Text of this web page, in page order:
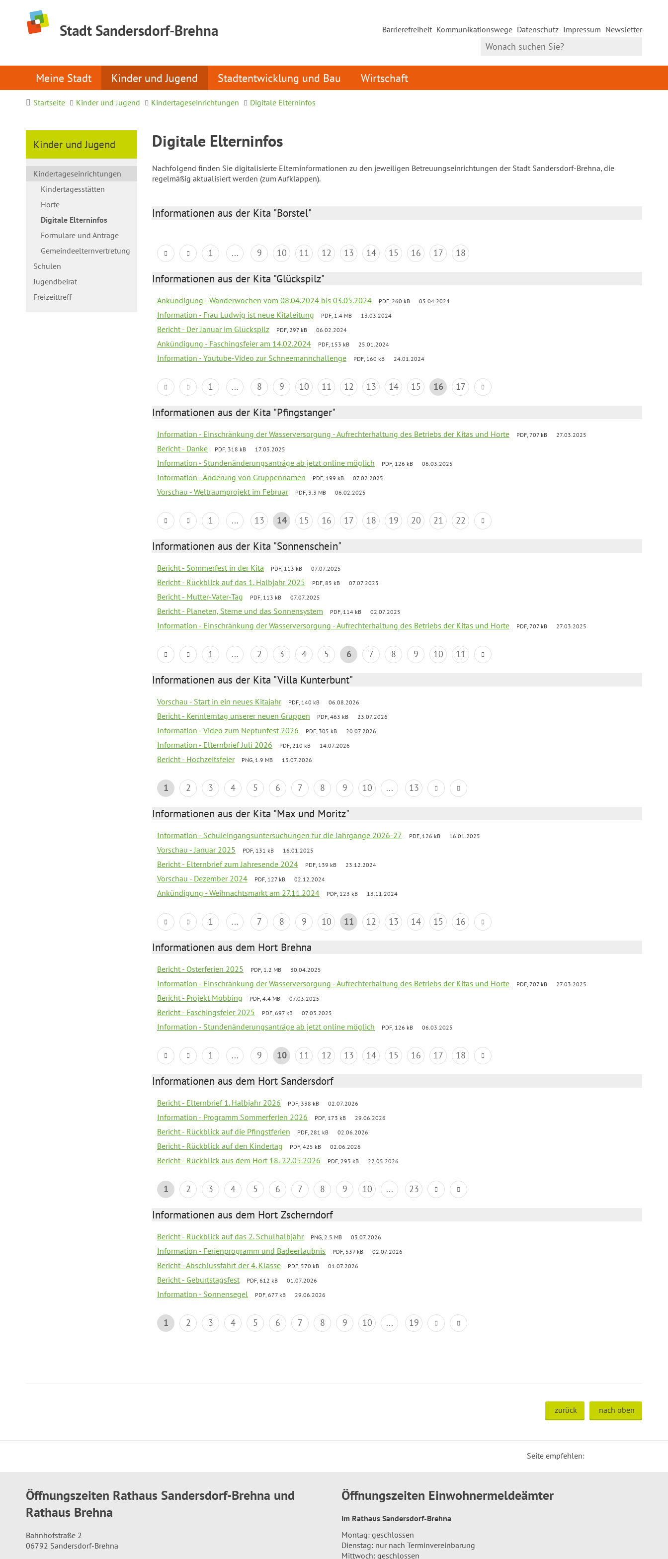
Stadt Sandersdorf-Brehna Barrierefreiheit Kommunikationswege Datenschutz Impressum Newsletter
Meine Stadt Kinder und Jugend Stadtentwicklung und Bau Wirtschaft
Startseite Kinder und Jugend Kindertageseinrichtungen Digitale Elterninfos
Kinder und Jugend
Kindertageseinrichtungen
Kindertagesstätten
Horte
Digitale Elterninfos
Formulare und Anträge
Gemeindeelternvertretung
Schulen
Jugendbeirat
Freizeittreff
Digitale Elterninfos
Nachfolgend finden Sie digitalisierte Elterninformationen zu den jeweiligen Betreuungseinrichtungen der Stadt Sandersdorf-Brehna, die
regelmäßig aktualisiert werden (zum Aufklappen).
Informationen aus der Kita "Borstel"
1 ... 9 10 11 12 13 14 15 16 17 18
Informationen aus der Kita "Glückspilz"
Ankündigung - Wanderwochen vom 08.04.2024 bis 03.05.2024 PDF, 260 kB 05.04.2024
Information - Frau Ludwig ist neue Kitaleitung PDF, 1.4 MB 13.03.2024
Bericht - Der Januar im Glückspilz PDF, 297 kB 06.02.2024
Ankündigung - Faschingsfeier am 14.02.2024 PDF, 153 kB 25.01.2024
Information - Youtube-Video zur Schneemannchallenge PDF, 160 kB 24.01.2024
1 ... 8 9 10 11 12 13 14 15 16 17
Informationen aus der Kita "Pfingstanger"
Information - Einschränkung der Wasserversorgung - Aufrechterhaltung des Betriebs der Kitas und Horte PDF, 707 kB 27.03.2025
Bericht - Danke PDF, 318 kB 17.03.2025
Information - Stundenänderungsanträge ab jetzt online möglich PDF, 126 kB 06.03.2025
Information - Änderung von Gruppennamen PDF, 199 kB 07.02.2025
Vorschau - Weltraumprojekt im Februar PDF, 3.3 MB 06.02.2025
1 ... 13 14 15 16 17 18 19 20 21 22
Informationen aus der Kita "Sonnenschein"
Bericht - Sommerfest in der Kita PDF, 113 kB 07.07.2025
Bericht - Rückblick auf das 1. Halbjahr 2025 PDF, 85 kB 07.07.2025
Bericht - Mutter-Vater-Tag PDF, 113 kB 07.07.2025
Bericht - Planeten, Sterne und das Sonnensystem PDF, 114 kB 02.07.2025
Information - Einschränkung der Wasserversorgung - Aufrechterhaltung des Betriebs der Kitas und Horte PDF, 707 kB 27.03.2025
1 ... 2 3 4 5 6 7 8 9 10 11
Informationen aus der Kita "Villa Kunterbunt"
Vorschau - Start in ein neues Kitajahr PDF, 140 kB 06.08.2026
Bericht - Kennlerntag unserer neuen Gruppen PDF, 463 kB 23.07.2026
Information - Video zum Neptunfest 2026 PDF, 305 kB 20.07.2026
Information - Elternbrief Juli 2026 PDF, 210 kB 14.07.2026
Bericht - Hochzeitsfeier PNG, 1.9 MB 13.07.2026
1 2 3 4 5 6 7 8 9 10 ... 13
Informationen aus der Kita "Max und Moritz"
Information - Schuleingangsuntersuchungen für die Jahrgänge 2026-27 PDF, 126 kB 16.01.2025
Vorschau - Januar 2025 PDF, 131 kB 16.01.2025
Bericht - Elternbrief zum Jahresende 2024 PDF, 139 kB 23.12.2024
Vorschau - Dezember 2024 PDF, 127 kB 02.12.2024
Ankündigung - Weihnachtsmarkt am 27.11.2024 PDF, 123 kB 13.11.2024
1 ... 7 8 9 10 11 12 13 14 15 16
Informationen aus dem Hort Brehna
Bericht - Osterferien 2025 PDF, 1.2 MB 30.04.2025
Information - Einschränkung der Wasserversorgung - Aufrechterhaltung des Betriebs der Kitas und Horte PDF, 707 kB 27.03.2025
Bericht - Projekt Mobbing PDF, 4.4 MB 07.03.2025
Bericht - Faschingsfeier 2025 PDF, 697 kB 07.03.2025
Information - Stundenänderungsanträge ab jetzt online möglich PDF, 126 kB 06.03.2025
1 ... 9 10 11 12 13 14 15 16 17 18
Informationen aus dem Hort Sandersdorf
Bericht - Elternbrief 1. Halbjahr 2026 PDF, 338 kB 02.07.2026
Information - Programm Sommerferien 2026 PDF, 173 kB 29.06.2026
Bericht - Rückblick auf die Pfingstferien PDF, 281 kB 02.06.2026
Bericht - Rückblick auf den Kindertag PDF, 425 kB 02.06.2026
Bericht - Rückblick aus dem Hort 18.-22.05.2026 PDF, 293 kB 22.05.2026
1 2 3 4 5 6 7 8 9 10 ... 23
Informationen aus dem Hort Zscherndorf
Bericht - Rückblick auf das 2. Schulhalbjahr PNG, 2.5 MB 03.07.2026
Information - Ferienprogramm und Badeerlaubnis PDF, 537 kB 02.07.2026
Bericht - Abschlussfahrt der 4. Klasse PDF, 570 kB 01.07.2026
Bericht - Geburtstagsfest PDF, 612 kB 01.07.2026
Information - Sonnensegel PDF, 677 kB 29.06.2026
1 2 3 4 5 6 7 8 9 10 ... 19
zurück nach oben
Seite empfehlen:
Öffnungszeiten Rathaus Sandersdorf-Brehna und
Rathaus Brehna
Bahnhofstraße 2
06792 Sandersdorf-Brehna
Öffnungszeiten Einwohnermeldeämter
im Rathaus Sandersdorf-Brehna
Montag: geschlossen
Dienstag: nur nach Terminvereinbarung
Mittwoch: geschlossen